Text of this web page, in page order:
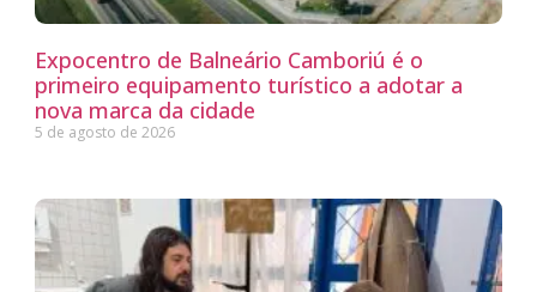
Expocentro de Balneário Camboriú é o
primeiro equipamento turístico a adotar a
nova marca da cidade
5 de agosto de 2026